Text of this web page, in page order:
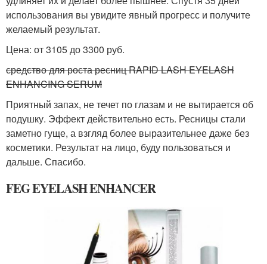
использования вы увидите явный прогресс и получите
желаемый результат.
Цена: от 3105 до 3300 руб.
средство для роста ресниц RAPID LASH EYELASH
ENHANCING SERUM
Приятный запах, не течет по глазам и не вытирается об
подушку. Эффект действительно есть. Ресницы стали
заметно гуще, а взгляд более выразительнее даже без
косметики. Результат на лицо, буду пользоваться и
дальше. Спасибо.
FEG EYELASH ENHANCER